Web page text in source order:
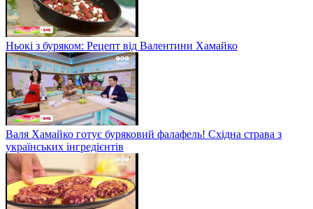
Ньокі з буряком: Рецепт від Валентини Хамайко
Валя Хамайко готує буряковий фалафель! Східна страва з
українських інгредієнтів